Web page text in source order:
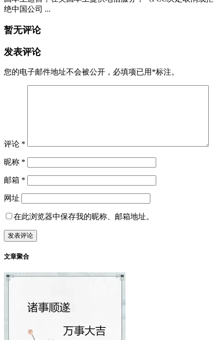
绝中国公司 ...
暂无评论
发表评论
您的电子邮件地址不会被公开， 必填项已用 *标注。
评论 *
昵称 *
邮箱 *
网址
在此浏览器中保存我的昵称、邮箱地址。
文章聚合